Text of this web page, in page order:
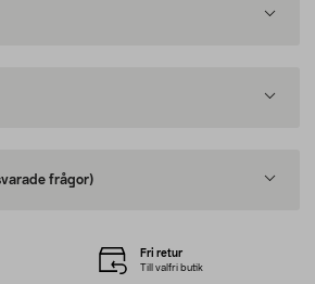
frågor)
Fri retur
Till valfri butik